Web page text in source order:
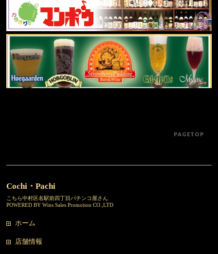
PAGETOP
Cochi・Pachi
こちら中村区名駅前四丁目パチンコ屋さん
POWERED BY Wins Sales Promotion CO.,LTD
ホーム
店舗情報